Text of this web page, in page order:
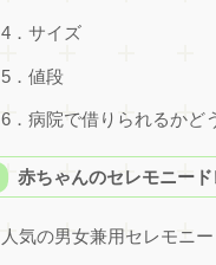
4．サイズ
5．値段
6．病院で借りられるかど
赤ちゃんのセレモニー
人気の男女兼用セレモニ